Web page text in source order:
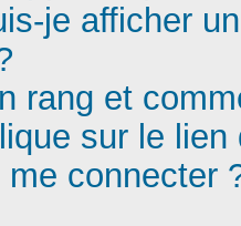
je afficher
rang et
sur le lien
connecter